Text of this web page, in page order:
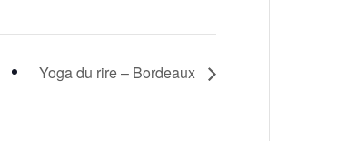
Yoga du rire – Bordeaux